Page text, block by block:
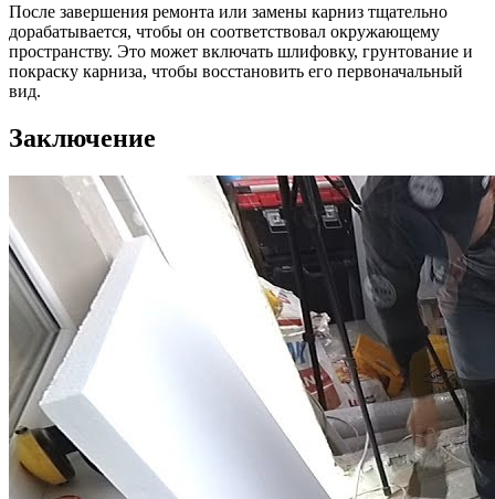
После завершения ремонта или замены карниз тщательно
дорабатывается, чтобы он соответствовал окружающему
пространству. Это может включать шлифовку, грунтование и
покраску карниза, чтобы восстановить его первоначальный
вид.
Заключение